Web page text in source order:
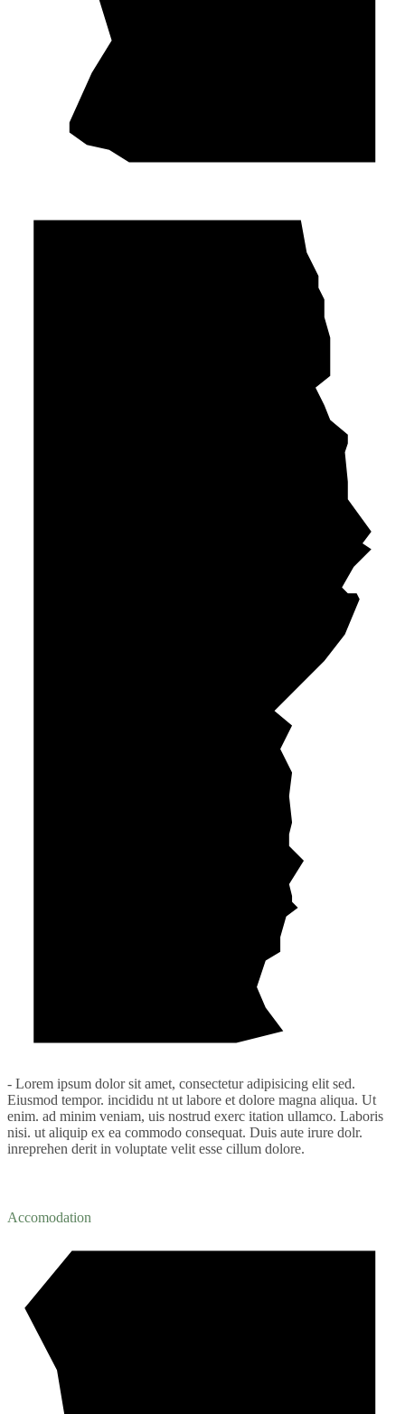
- Lorem ipsum dolor sit amet, consectetur adipisicing elit sed.
Eiusmod tempor. incididu nt ut labore et dolore magna aliqua. Ut
enim. ad minim veniam, uis nostrud exerc itation ullamco. Laboris
nisi. ut aliquip ex ea commodo consequat. Duis aute irure dolr.
inreprehen derit in voluptate velit esse cillum dolore.
Accomodation